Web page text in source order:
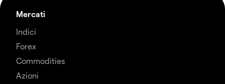
Mercati
Indici
Forex
Commodities
Azioni